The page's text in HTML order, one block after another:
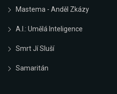
Mastema - Anděl Zkázy
A.I.: Umělá Inteligence
Smrt Jí Sluší
Samaritán